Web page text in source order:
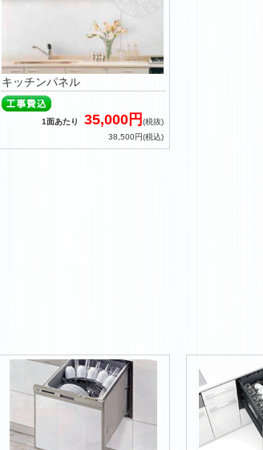
キッチンパネル
1面あたり 35,000円 (税抜)
38,500円(税込)